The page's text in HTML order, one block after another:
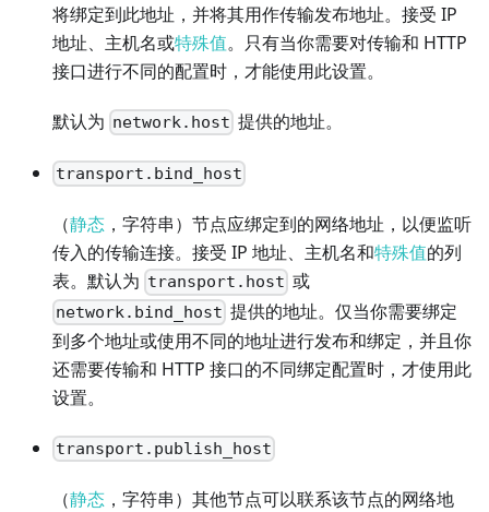
将绑定到此地址，并将其用作传输发布地址。接受 IP
地址、主机名或特殊值。只有当你需要对传输和 HTTP
接口进行不同的配置时，才能使用此设置。
默认为 network.host 提供的地址。
transport.bind_host
（静态 ，字符串）节点应绑定到的网络地址，以便监听
传入的传输连接。接受 IP 地址、主机名和特殊值的列
表。默认为 transport.host 或
network.bind_host 提供的地址。仅当你需要绑定
到多个地址或使用不同的地址进行发布和绑定，并且你
还需要传输和 HTTP 接口的不同绑定配置时，才使用此
设置。
transport.publish_host
（静态 ，字符串）其他节点可以联系该节点的网络地